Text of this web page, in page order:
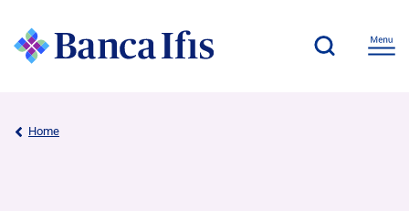
Home